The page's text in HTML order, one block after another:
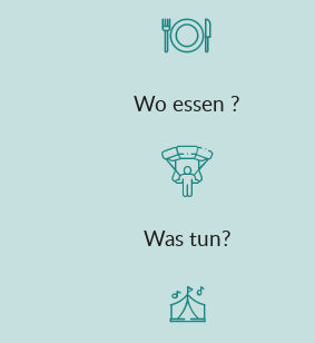
Wo essen ?
Was tun?